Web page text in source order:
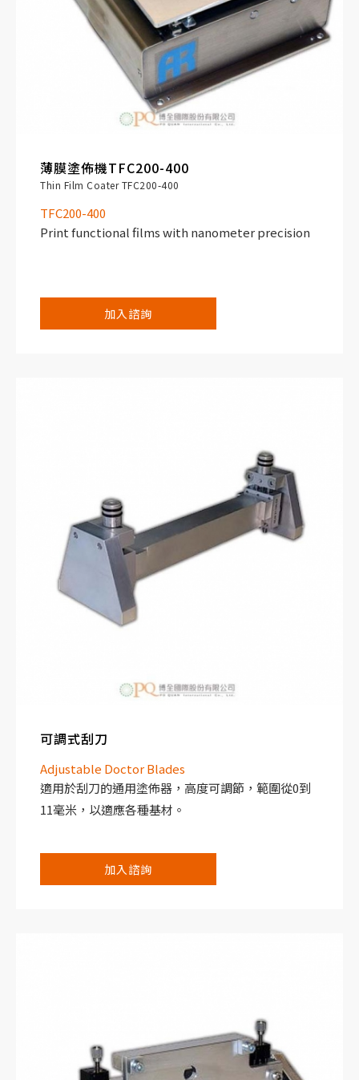
薄膜塗佈機TFC200-400
Thin Film Coater TFC200-400
TFC200-400
Print functional films with nanometer precision
加入諮詢
可調式刮刀
Adjustable Doctor Blades
適用於刮刀的通用塗佈器，高度可調節，範圍從0到
11毫米，以適應各種基材。
加入諮詢